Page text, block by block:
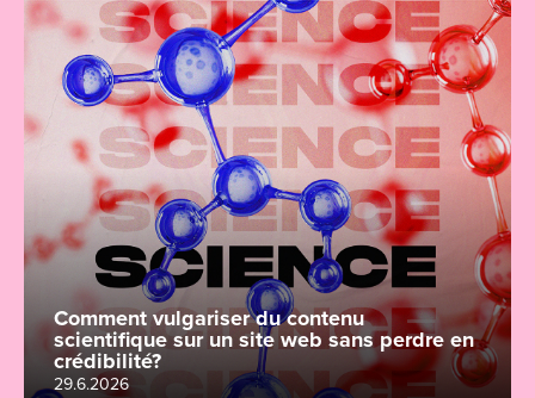
Comment vulgariser du contenu
scientifique sur un site web sans perdre en
crédibilité?
29.6.2026